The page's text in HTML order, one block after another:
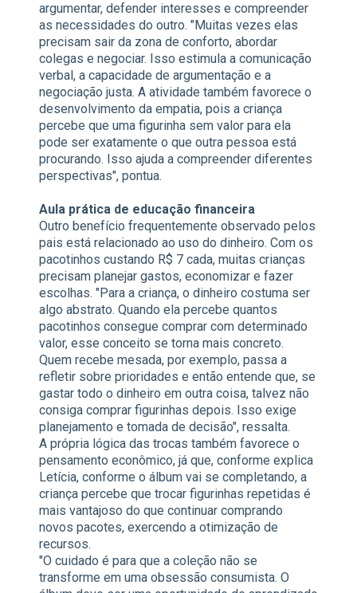
argumentar, defender interesses e compreender
as necessidades do outro. "Muitas vezes elas
precisam sair da zona de conforto, abordar
colegas e negociar. Isso estimula a comunicação
verbal, a capacidade de argumentação e a
negociação justa. A atividade também favorece o
desenvolvimento da empatia, pois a criança
percebe que uma figurinha sem valor para ela
pode ser exatamente o que outra pessoa está
procurando. Isso ajuda a compreender diferentes
perspectivas", pontua.
Aula prática de educação financeira
Outro benefício frequentemente observado pelos
pais está relacionado ao uso do dinheiro. Com os
pacotinhos custando R$ 7 cada, muitas crianças
precisam planejar gastos, economizar e fazer
escolhas. "Para a criança, o dinheiro costuma ser
algo abstrato. Quando ela percebe quantos
pacotinhos consegue comprar com determinado
valor, esse conceito se torna mais concreto.
Quem recebe mesada, por exemplo, passa a
refletir sobre prioridades e então entende que, se
gastar todo o dinheiro em outra coisa, talvez não
consiga comprar figurinhas depois. Isso exige
planejamento e tomada de decisão", ressalta.
A própria lógica das trocas também favorece o
pensamento econômico, já que, conforme explica
Letícia, conforme o álbum vai se completando, a
criança percebe que trocar figurinhas repetidas é
mais vantajoso do que continuar comprando
novos pacotes, exercendo a otimização de
recursos.
"O cuidado é para que a coleção não se
transforme em uma obsessão consumista. O